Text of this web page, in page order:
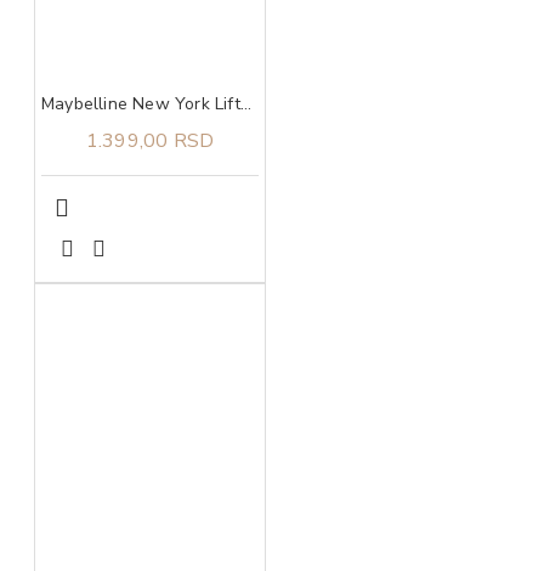
Maybelline New York Lifter Plump sjaj za usne 004 Red Flag
1.399,00 RSD